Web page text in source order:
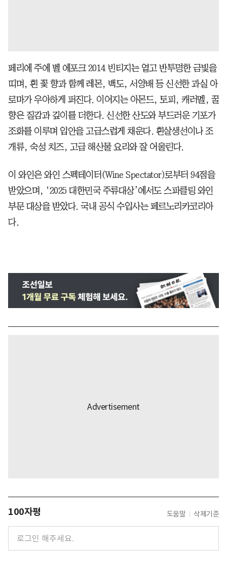
페리에 주에 벨 에포크 2014 빈티지는 옅고 반투명한 금빛을
띠며, 흰 꽃 향과 함께 레몬, 백도, 서양배 등 신선한 과실 아
로마가 우아하게 퍼진다. 이어지는 아몬드, 토피, 캐러멜, 꿀
향은 질감과 깊이를 더한다. 신선한 산도와 부드러운 기포가
조화를 이루며 입안을 고급스럽게 채운다. 흰살생선이나 조
개류, 숙성 치즈, 고급 해산물 요리와 잘 어울린다.
이 와인은 와인 스펙테이터(Wine Spectator)로부터 94점을
받았으며, ‘2025 대한민국 주류대상’에서도 스파클링 와인
부문 대상을 받았다. 국내 공식 수입사는 페르노리카코리아
다.
100자평 도움말 삭제기준